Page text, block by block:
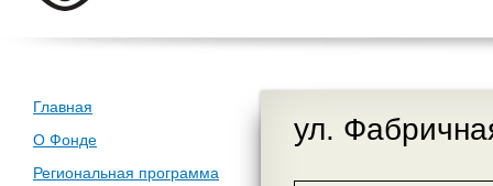
Главная
О Фонде
Региональная программа
ул.